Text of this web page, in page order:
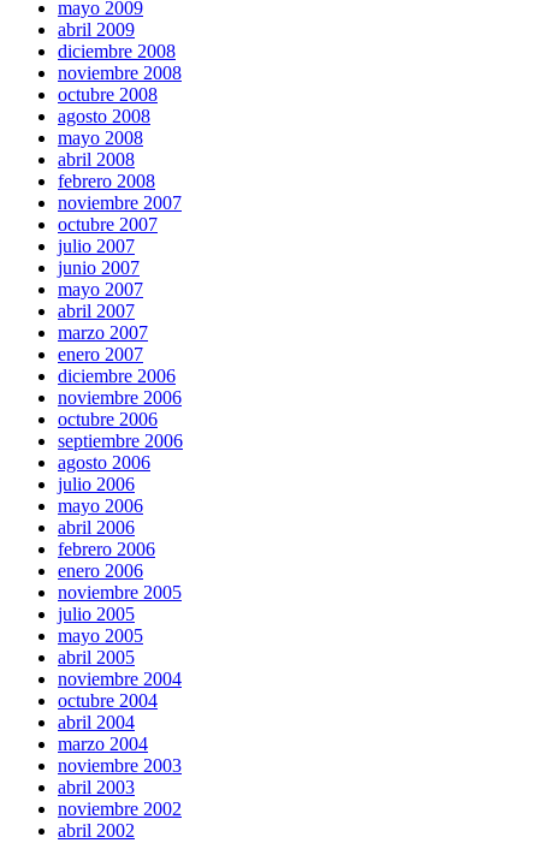
mayo 2009
abril 2009
diciembre 2008
noviembre 2008
octubre 2008
agosto 2008
mayo 2008
abril 2008
febrero 2008
noviembre 2007
octubre 2007
julio 2007
junio 2007
mayo 2007
abril 2007
marzo 2007
enero 2007
diciembre 2006
noviembre 2006
octubre 2006
septiembre 2006
agosto 2006
julio 2006
mayo 2006
abril 2006
febrero 2006
enero 2006
noviembre 2005
julio 2005
mayo 2005
abril 2005
noviembre 2004
octubre 2004
abril 2004
marzo 2004
noviembre 2003
abril 2003
noviembre 2002
abril 2002